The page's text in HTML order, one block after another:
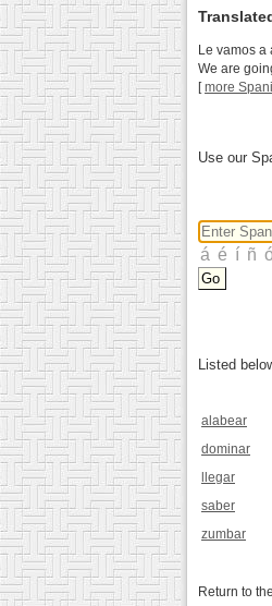
Le vamos a
We are
[more
Use our
Listed
alabear
dominar
llegar
saber
zumbar
Return to the